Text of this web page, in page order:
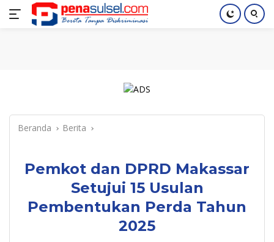
Langsung
Home Nasional Pendidikan Index
Beranda Berita
Pemkot dan DPRD Makassar
Setujui 15 Usulan
Pembentukan Perda Tahun
2025